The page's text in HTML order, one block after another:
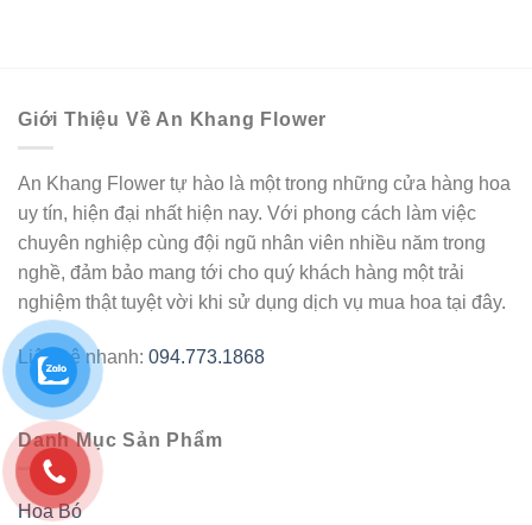
Giới Thiệu Về An Khang Flower
An Khang Flower tự hào là một trong những cửa hàng hoa
uy tín, hiện đại nhất hiện nay. Với phong cách làm việc
chuyên nghiệp cùng đội ngũ nhân viên nhiều năm trong
nghề, đảm bảo mang tới cho quý khách hàng một trải
nghiệm thật tuyệt vời khi sử dụng dịch vụ mua hoa tại đây.
Liên hệ nhanh: 094.773.1868
Danh Mục Sản Phẩm
Hoa Bó